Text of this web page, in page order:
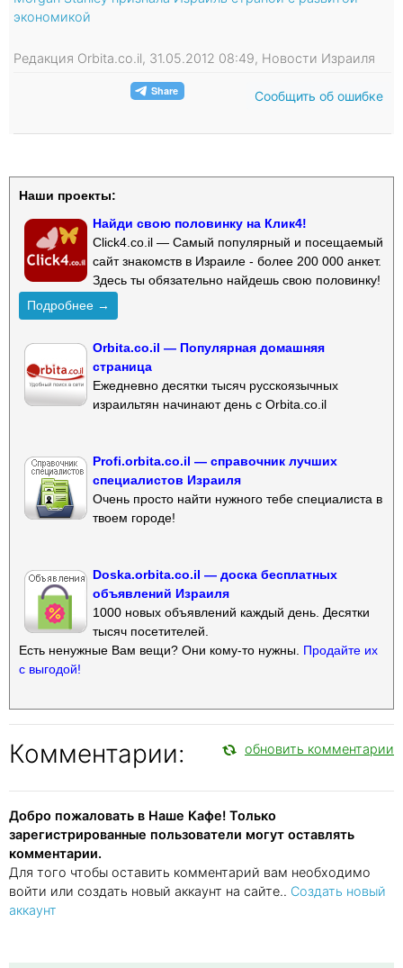
экономикой
Редакция Orbita.co.il, 31.05.2012 08:49, Новости Израиля
Сообщить об ошибке
Наши проекты:
Найди свою половинку на Клик4!
Click4.co.il — Самый популярный и посещаемый
сайт знакомств в Израиле - более 200 000 анкет.
Здесь ты обязательно найдешь свою половинку!
Подробнее →
Orbita.co.il — Популярная домашняя
страница
Ежедневно десятки тысяч русскоязычных
израильтян начинают день с Orbita.co.il
Profi.orbita.co.il — справочник лучших
специалистов Израиля
Очень просто найти нужного тебе специалиста в
твоем городе!
Doska.orbita.co.il — доска бесплатных
объявлений Израиля
1000 новых объявлений каждый день. Десятки
тысяч посетителей.
Есть ненужные Вам вещи? Они кому-то нужны. Продайте их
с выгодой!
Комментарии: обновить комментарии
Добро пожаловать в Наше Кафе! Только
зарегистрированные пользователи могут оставлять
комментарии.
Для того чтобы оставить комментарий вам необходимо
войти или создать новый аккаунт на сайте.. Создать новый
аккаунт